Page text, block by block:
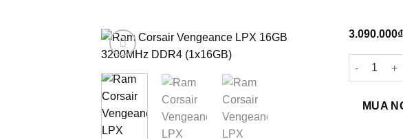
3.090.000₫
Ram
MUA